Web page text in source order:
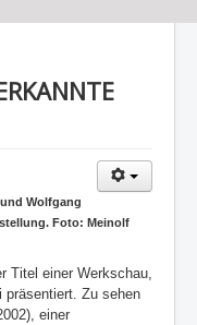
Wolfgang
Foto: Meinolf
Titel einer Werkschau,
Zu sehen
einer